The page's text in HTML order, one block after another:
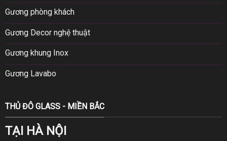
Gương phòng khách
Gương Decor nghệ thuật
Gương khung Inox
Gương Lavabo
THỦ ĐÔ GLASS - MIỀN BẮC
TẠI HÀ NỘI